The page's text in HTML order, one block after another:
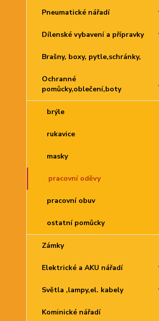
Pneumatické nářadí
Dílenské vybavení a přípravky
Brašny, boxy, pytle,schránky,
Ochranné
pomůcky,oblečení,boty
brýle
rukavice
masky
pracovní oděvy
pracovní obuv
ostatní pomůcky
Zámky
Elektrické a AKU nářadí
Světla ,lampy,el. kabely
Kominické nářadí